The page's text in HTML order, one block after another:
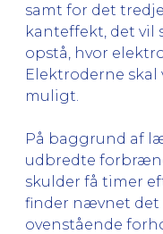
samt for det
kanteffekt, det vil
opstå, hvor
Elektroderne skal
muligt.
På baggrund af
udbredte
skulder få timer
finder nævnet det
ovenstående